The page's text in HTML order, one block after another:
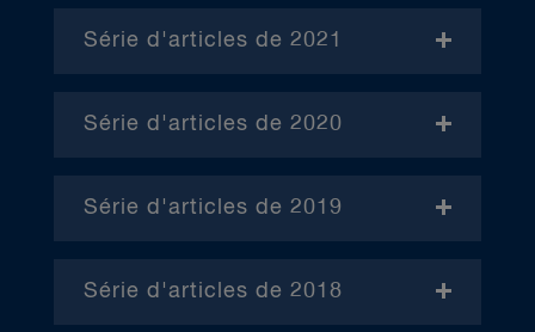
– Juin (en anglais)
Série d'articles de 2021
– Février
– Mai
Série d'articles de 2020
– Février
Série d'articles de 2019
– Février
Série d'articles de 2018